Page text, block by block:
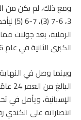
3، 6-7
الرملية، بعد جولات
الكبرى الثانية في عام 2026.
وبينما وصل في
الإسبانية، ويأمل في
انتصاراته على الكندي